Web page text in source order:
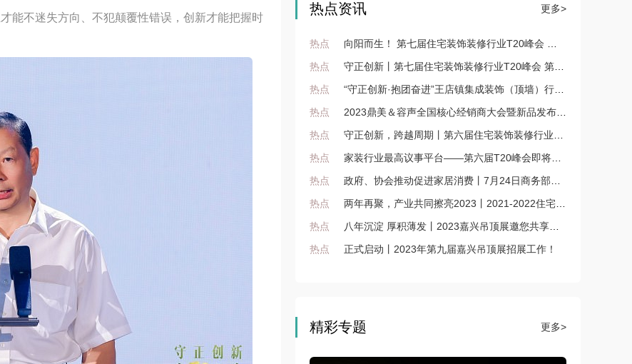
能不迷失方向、不犯颠覆性错误，创新才能把握时
热点资讯 更多>
热点
向阳而生！ 第七届住宅装饰装修行业T20峰会 第五届住宅产业供需链大会，传递正确价值观下的有效方法论！
热点
守正创新丨第七届住宅装饰装修行业T20峰会 第五届住宅产业供需链大会广州开幕
热点
“守正创新·抱团奋进”王店镇集成装饰（顶墙）行业大会暨年会盛大召开
热点
2023鼎美＆容声全国核心经销商大会暨新品发布会即将召开！
热点
守正创新，跨越周期丨第六届住宅装饰装修行业T20大会、第四届家装产业供需链大会在长沙召开
热点
家装行业最高议事平台——第六届T20峰会即将聚汇长沙
热点
政府、协会推动促进家居消费丨7月24日商务部在京召开贯彻落实促进家居消费若干措施座谈会
热点
两年再聚，产业共同擦亮2023丨2021-2022住宅产业年会广州召开
热点
八年沉淀 厚积薄发丨2023嘉兴吊顶展邀您共享顶墙新机遇！
热点
正式启动丨2023年第九届嘉兴吊顶展招展工作！
精彩专题 更多>